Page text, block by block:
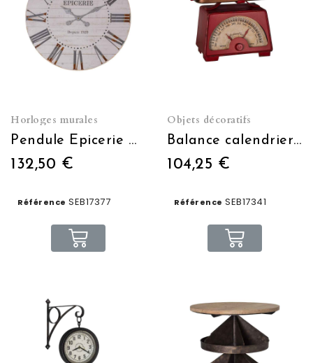
Horloges murales
Pendule Epicerie Ø 59 cm
132,50 €
Référence SEB17377
Objets décoratifs
Balance calendrier rouge
104,25 €
Référence SEB17341